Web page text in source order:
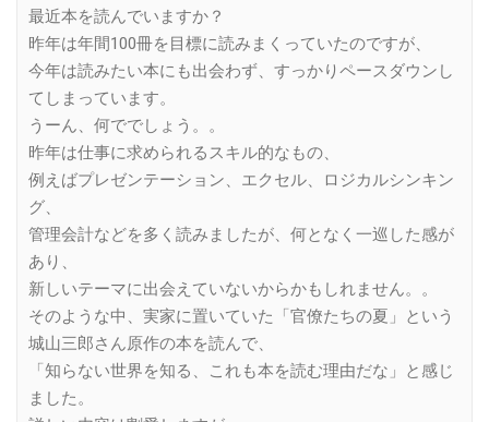
最近本を読んでいますか？
昨年は年間100冊を目標に読みまくっていたのですが、
今年は読みたい本にも出会わず、すっかりペースダウンし
てしまっています。
うーん、何ででしょう。。
昨年は仕事に求められるスキル的なもの、
例えばプレゼンテーション、エクセル、ロジカルシンキン
グ、
管理会計などを多く読みましたが、何となく一巡した感が
あり、
新しいテーマに出会えていないからかもしれません。。
そのような中、実家に置いていた「官僚たちの夏」という
城山三郎さん原作の本を読んで、
「知らない世界を知る、これも本を読む理由だな」と感じ
ました。